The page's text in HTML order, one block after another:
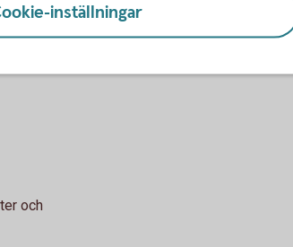
och
inställningar